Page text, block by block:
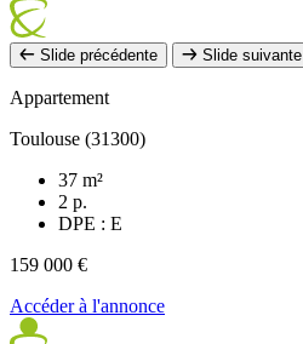
Slide précédente Slide suivante
Appartement
Toulouse (31300)
37 m²
2 p.
DPE : E
159 000 €
Accéder à l'annonce